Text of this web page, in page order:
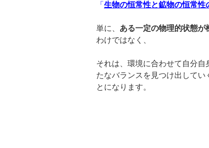
「 生物の恒常性と鉱物の恒常性
単に、 ある一定の物理的状態が
わけではなく、
それは、環境に合わせて自分
たなバランスを見つけ出してい
とになります。